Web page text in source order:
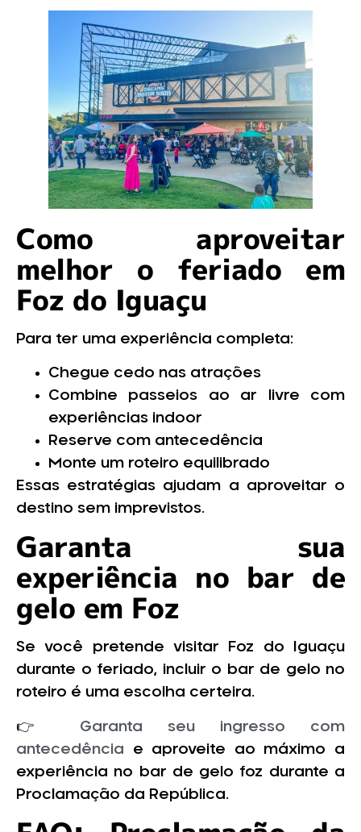
Como aproveitar
melhor o feriado em
Foz do Iguaçu
Para ter uma experiência completa:
Chegue cedo nas atrações
Combine passeios ao ar livre com
experiências indoor
Reserve com antecedência
Monte um roteiro equilibrado
Essas estratégias ajudam a aproveitar o
destino sem imprevistos.
Garanta sua
experiência no bar de
gelo em Foz
Se você pretende visitar Foz do Iguaçu
durante o feriado, incluir o bar de gelo no
roteiro é uma escolha certeira.
👉 Garanta seu ingresso com
antecedência e aproveite ao máximo a
experiência no bar de gelo foz durante a
Proclamação da República.